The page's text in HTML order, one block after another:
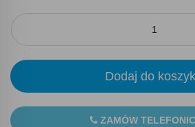
Dodaj do
ZAMÓW